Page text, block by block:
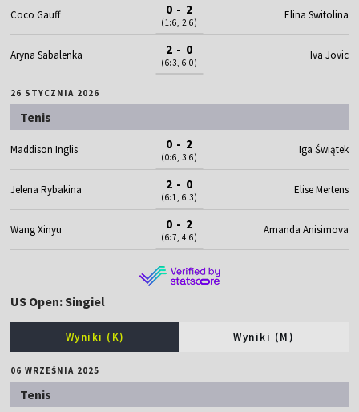
Coco Gauff 0 - 2
(1:6, 2:6)
Elina Switolina
Aryna Sabalenka 2 - 0
(6:3, 6:0)
Iva Jovic
26 STYCZNIA 2026
Tenis
Maddison Inglis 0 - 2
(0:6, 3:6)
Iga Świątek
Jelena Rybakina 2 - 0
(6:1, 6:3)
Elise Mertens
Wang Xinyu 0 - 2
(6:7, 4:6)
Amanda Anisimova
US Open: Singiel
Wyniki (K) Wyniki (M)
06 WRZEŚNIA 2025
Tenis